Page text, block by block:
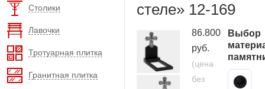
Столики
Лавочки
Тротуарная плитка
Гранитная плитка
стеле» 12-169
86.800
руб.
(цена
без
Выбор
Карельский гранит